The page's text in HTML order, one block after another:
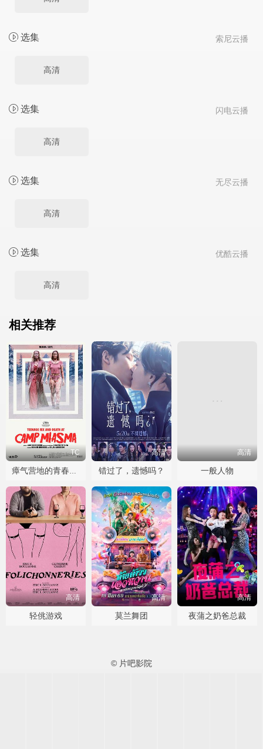
索尼云播
选集
高清
闪电云播
选集
高清
无尽云播
选集
高清
优酷云播
选集
高清
相关推荐
TC
瘴气营地的青春性事与死亡
高清
错过了，遗憾吗？
高清
一般人物
高清
轻佻游戏
高清
莫兰舞团
高清
夜蒲之奶爸总裁
© 片吧影院